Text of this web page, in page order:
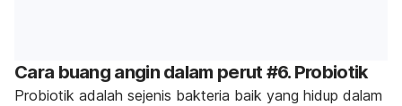
Cara buang angin dalam perut #6. Probiotik
Probiotik adalah sejenis bakteria baik yang hidup dalam